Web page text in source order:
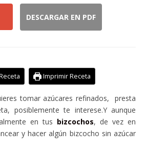
DESCARGAR EN PDF
Imprimir Receta
tomar azúcares refinados, presta
posiblemente te interese.Y aunque
en tus bizcochos, de vez en
y hacer algún bizcocho sin azúcar